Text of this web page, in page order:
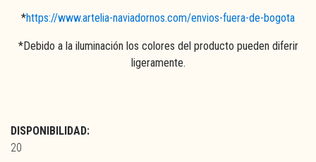
*https://www.artelia-naviadornos.com/envios-fuera-de-bogota
*Debido a la iluminación los colores del producto pueden diferir
ligeramente.
DISPONIBILIDAD:
20